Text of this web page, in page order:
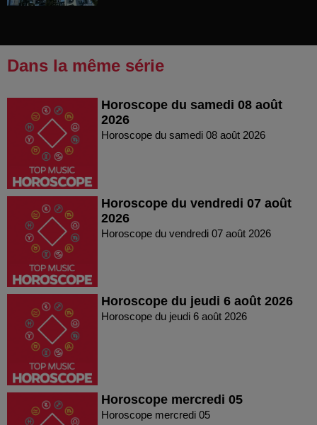
Dans la même série
Horoscope du samedi 08 août
2026
Horoscope du samedi 08 août 2026
Horoscope du vendredi 07 août
2026
Horoscope du vendredi 07 août 2026
Horoscope du jeudi 6 août 2026
Horoscope du jeudi 6 août 2026
Horoscope mercredi 05
Horoscope mercredi 05